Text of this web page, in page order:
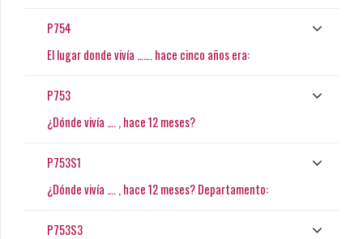
P754
El lugar donde vivía ……. hace cinco años era:
P753
¿Dónde vivía …. , hace 12 meses?
P753S1
¿Dónde vivía …. , hace 12 meses? Departamento:
P753S3